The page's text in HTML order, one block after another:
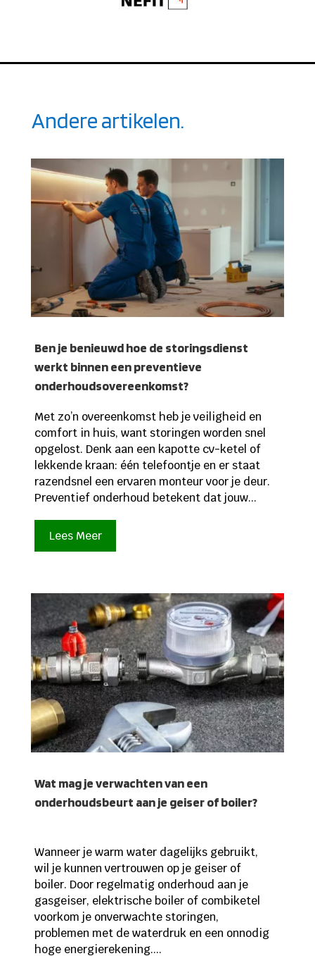
Andere artikelen.
Ben je benieuwd hoe de storingsdienst
werkt binnen een preventieve
onderhoudsovereenkomst?
Met zo’n overeenkomst heb je veiligheid en
comfort in huis, want storingen worden snel
opgelost. Denk aan een kapotte cv-ketel of
lekkende kraan: één telefoontje en er staat
razendsnel een ervaren monteur voor je deur.
Preventief onderhoud betekent dat jouw...
Lees Meer
Wat mag je verwachten van een
onderhoudsbeurt aan je geiser of boiler?
Wanneer je warm water dagelijks gebruikt,
wil je kunnen vertrouwen op je geiser of
boiler. Door regelmatig onderhoud aan je
gasgeiser, elektrische boiler of combiketel
voorkom je onverwachte storingen,
problemen met de waterdruk en een onnodig
hoge energierekening....